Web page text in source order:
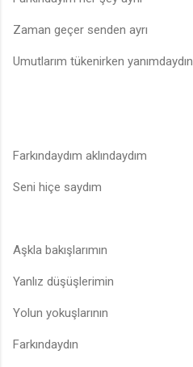
Zaman geçer senden ayrı
Umutlarım tükenirken yanımdaydın
Farkındaydım aklındaydım
Seni hiçe saydım
Aşkla bakışlarımın
Yanlız düşüşlerimin
Yolun yokuşlarının
Farkındaydın